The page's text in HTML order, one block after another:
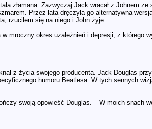
złamana. Zazwyczaj Jack wracał z Johnem
Przez lata dręczyła go alternatywna
rzuciłem się na niego i John żyje.
w mroczny okres uzależnień i depresji, z którego
z życia swojego producenta. Jack Douglas
humoru Beatlesa. W tych sennych
swoją opowieść Douglas. – W moich snach